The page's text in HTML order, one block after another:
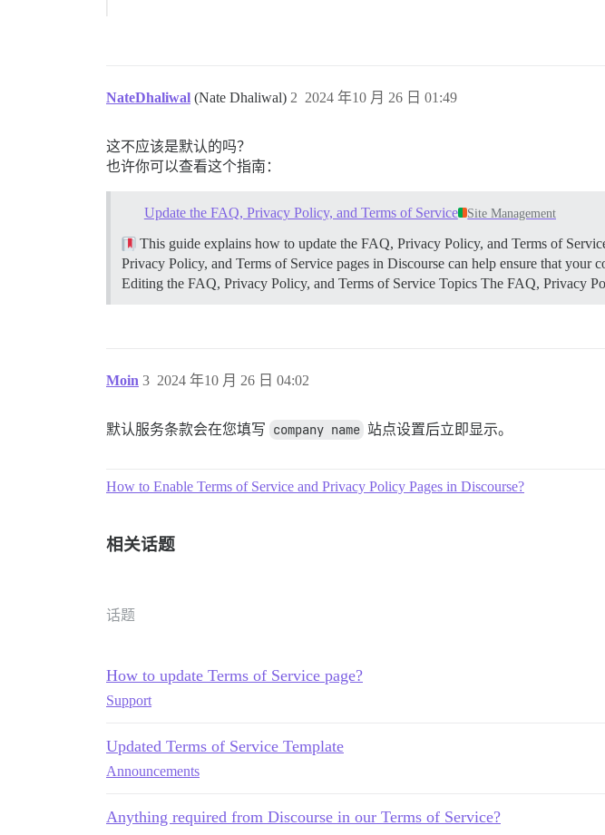
NateDhaliwal (Nate Dhaliwal) 2024 年10 月 26 日 01:49
2
这不应该是默认的吗？
也许你可以查看这个指南：
Update the FAQ, Privacy Policy, and Terms of Service Site Management
This guide explains how to update the FAQ, Privacy Policy, and Terms of
Privacy Policy, and Terms of Service pages in Discourse can help ensure that your
Editing the FAQ, Privacy Policy, and Terms of Service Topics The FAQ, Privacy
Moin 2024 年10 月 26 日 04:02
3
默认服务条款会在您填写 company name 站点设置后立即显示。
How to Enable Terms of Service and Privacy Policy Pages in Discourse?
相关话题
话题
How to update Terms of Service page?
Support
Updated Terms of Service Template
Announcements
Anything required from Discourse in our Terms of Service?